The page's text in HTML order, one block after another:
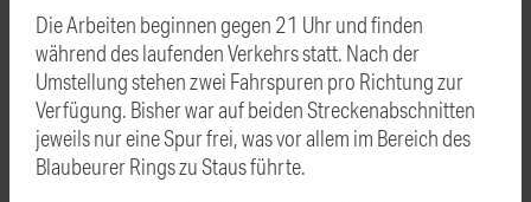
Die Arbeiten beginnen gegen 21 Uhr und finden
während des laufenden Verkehrs statt. Nach der
Umstellung stehen zwei Fahrspuren pro Richtung zur
Verfügung. Bisher war auf beiden Streckenabschnitten
jeweils nur eine Spur frei, was vor allem im Bereich des
Blaubeurer Rings zu Staus führte.